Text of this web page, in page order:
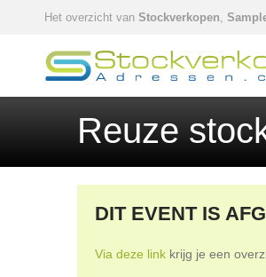
Het overzicht van Stockverkopen,
Reuze
DIT EVENT IS
Via deze link krijg je een